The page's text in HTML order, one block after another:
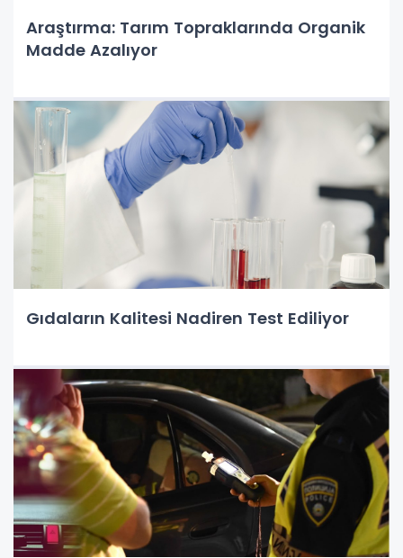
Araştırma: Tarım Topraklarında Organik
Madde Azalıyor
Gıdaların Kalitesi Nadiren Test Ediliyor